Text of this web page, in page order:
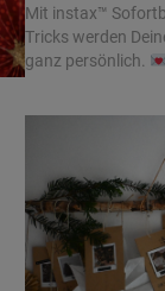
Mit instax™
Tricks werden
ganz persönlich.